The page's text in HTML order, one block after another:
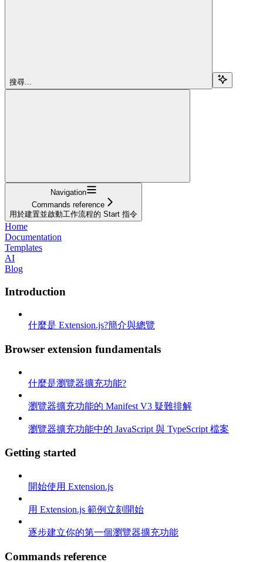
搜尋...
Navigation
Commands reference
用於建置並啟動工作流程的 Start 指令
Home
Documentation
Templates
AI
Blog
Introduction
什麼是 Extension.js?簡介與總覽
Browser extension fundamentals
什麼是瀏覽器擴充功能?
瀏覽器擴充功能的 Manifest V3 疑難排解
瀏覽器擴充功能中的 JavaScript 與 TypeScript 檔案
Getting started
開始使用 Extension.js
用 Extension.js 範例立刻開始
逐步建立你的第一個瀏覽器擴充功能
Commands reference